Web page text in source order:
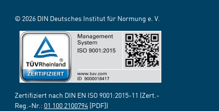
© 2026 DIN Deutsches Institut für Normung e. V.
Zertifiziert nach DIN EN ISO 9001:2015-11 (Zert.-
Reg.-Nr.: 01 100 2100794 [PDF])